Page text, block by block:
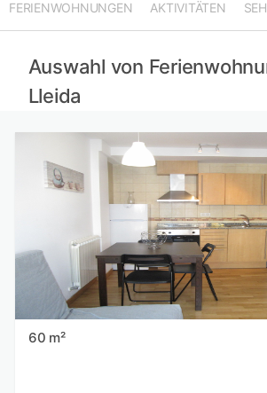
Ferienwohnungen in El Pas de la Casa
Ferienwohnungen in Osona mieten
FERIENWOHNUNGEN AKTIVITÄTEN
Auswahl von
Lleida
60 m²